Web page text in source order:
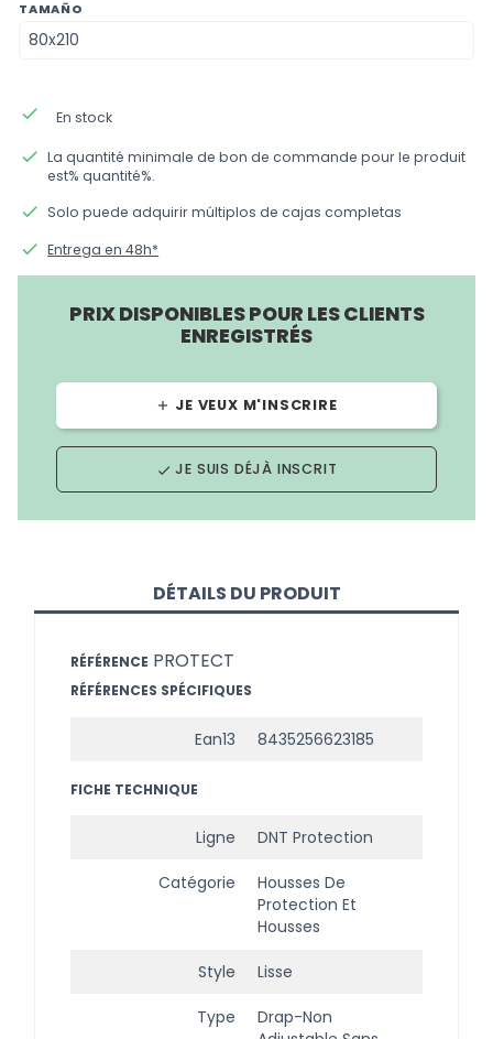
TAMAÑO
done En stock
done La quantité minimale de bon de commande pour le produit
est% quantité%.
done Solo puede adquirir múltiplos de cajas completas
done Entrega en 48h*
PRIX DISPONIBLES POUR LES CLIENTS
ENREGISTRÉS
add JE VEUX M'INSCRIRE
done JE SUIS DÉJÀ INSCRIT
DÉTAILS DU PRODUIT
RÉFÉRENCE PROTECT
RÉFÉRENCES SPÉCIFIQUES
Ean13 8435256623185
FICHE TECHNIQUE
Ligne DNT Protection
Catégorie
Housses De
Protection Et
Housses
Style Lisse
Type
Drap-Non